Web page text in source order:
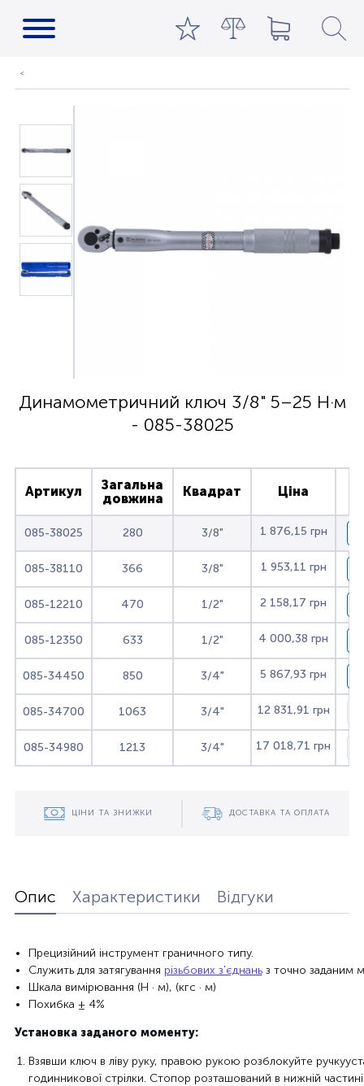
Динамометричний ключ 3/8" 5–25 Н·м
- 085-38025
Артикул
Загальна
довжина
Квадрат Ціна
085-38025 280 3/8" 1 876,15 грн
085-38110 366 3/8" 1 953,11 грн
085-12210 470 1/2" 2 158,17 грн
085-12350 633 1/2" 4 000,38 грн
085-34450 850 3/4" 5 867,93 грн
085-34700 1063 3/4" 12 831,91 грн
085-34980 1213 3/4" 17 018,71 грн
ЦІНИ ТА ЗНИЖКИ ДОСТАВКА ТА ОПЛАТА
Опис Характеристики Відгуки
Прецизійний інструмент граничного типу.
Служить для затягування різьбових з'єднаньз точно заданим
Шкала вимірювання (Н · м), (кгс · м)
Похибка ± 4%
Установка заданого моменту:
Взявши ключ в ліву руку, правою рукою розблокуйте ручку
годинникової стрілки. Стопор розташований в нижній частині